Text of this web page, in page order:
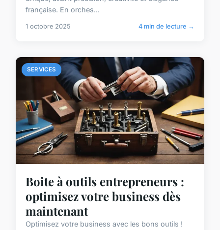
française. En orches...
1 octobre 2025 4 min de lecture →
SERVICES
Boite à outils entrepreneurs :
optimisez votre business dès
maintenant
Optimisez votre business avec les bons outils !